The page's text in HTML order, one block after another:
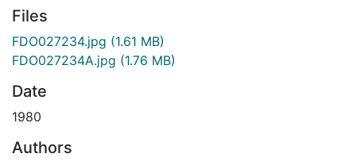
Files
FDO027234.jpg (1.61 MB)
FDO027234A.jpg (1.76 MB)
Date
1980
Authors